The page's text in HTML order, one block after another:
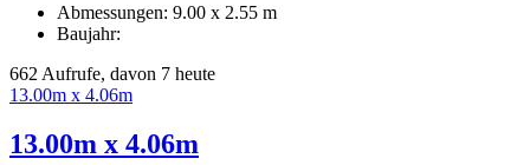
Abmessungen: 9.00 x 2.55 m
Baujahr:
662 Aufrufe, davon 7 heute
13.00m x 4.06m
13.00m x 4.06m